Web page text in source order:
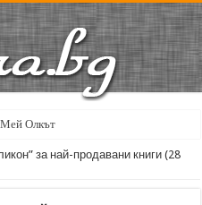
Мей Олкът
поет винаги е и сила, и
за най-продавани книги (28